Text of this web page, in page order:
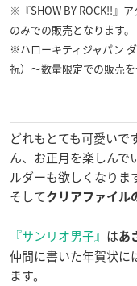
※『SHOW BY ROCK!!』
のみでの販売となります。
※ハローキティジャパン
祝）〜数量限定での販売を
どれもとても可愛いで
ん、お正月を楽しんで
ルダーも欲しくなりま
そしてクリアファイル
『サンリオ男子』 はあ
仲間に書いた年賀状に
ます。